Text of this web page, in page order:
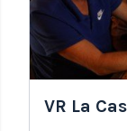
VR La